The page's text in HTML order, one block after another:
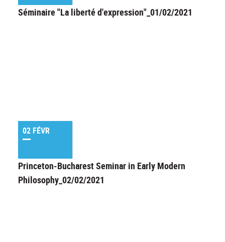
Séminaire "La liberté d'expression"_01/02/2021
02 FÉVR
Princeton-Bucharest Seminar in Early Modern
Philosophy_02/02/2021